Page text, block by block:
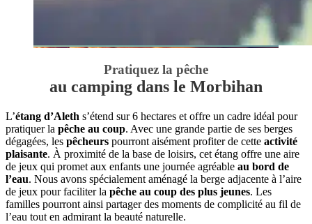
Pratiquez la pêche
au camping dans le Morbihan
L’étang d’Aleth s’étend sur 6 hectares et offre un cadre idéal pour
pratiquer la pêche au coup. Avec une grande partie de ses berges
dégagées, les pêcheurs pourront aisément profiter de cette activité
plaisante. À proximité de la base de loisirs, cet étang offre une aire
de jeux qui promet aux enfants une journée agréable au bord de
l’eau. Nous avons spécialement aménagé la berge adjacente à l’aire
de jeux pour faciliter la pêche au coup des plus jeunes. Les
familles pourront ainsi partager des moments de complicité au fil de
l’eau tout en admirant la beauté naturelle.